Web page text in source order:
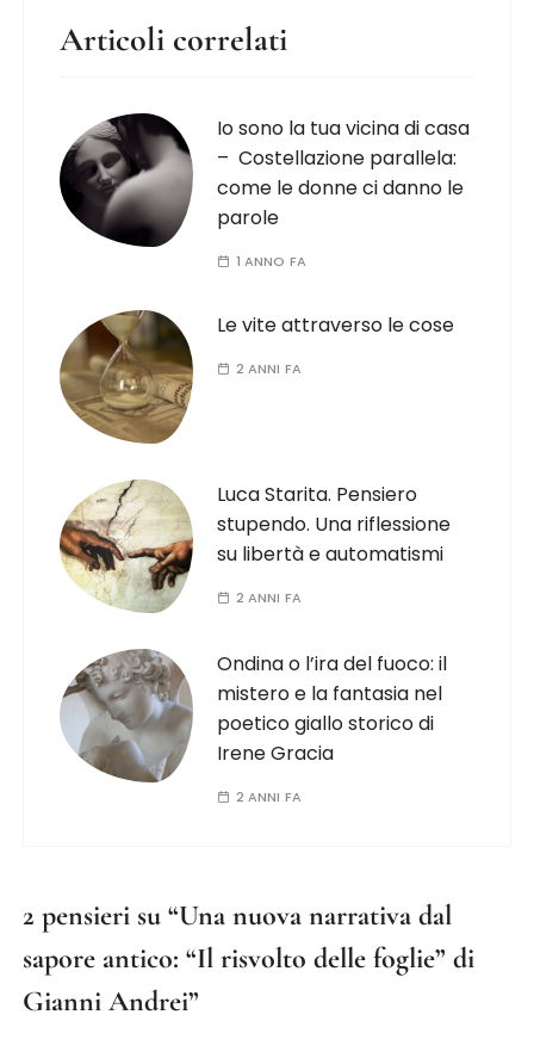
Articoli correlati
Io sono la tua vicina di casa
– Costellazione parallela:
come le donne ci danno le
parole
1 ANNO FA
Le vite attraverso le cose
2 ANNI FA
Luca Starita. Pensiero
stupendo. Una riflessione
su libertà e automatismi
2 ANNI FA
Ondina o l’ira del fuoco: il
mistero e la fantasia nel
poetico giallo storico di
Irene Gracia
2 ANNI FA
2 pensieri su “Una nuova narrativa dal
sapore antico: “Il risvolto delle foglie” di
Gianni Andrei”